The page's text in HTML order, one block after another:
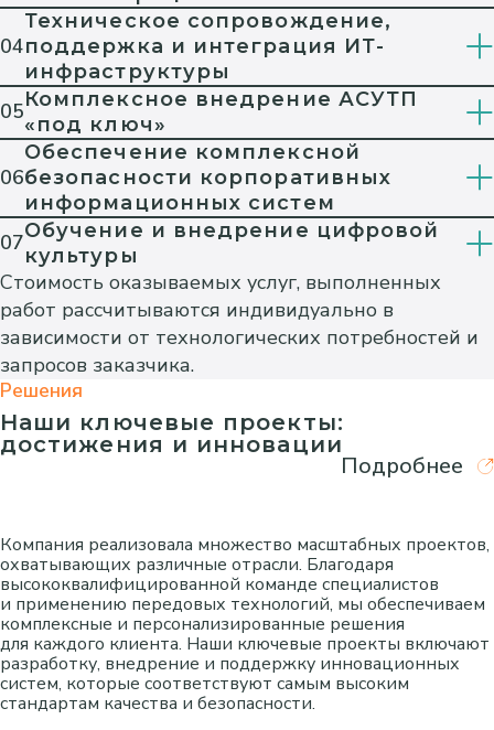
04
Техническое сопровождение,
поддержка и интеграция ИТ-
инфраструктуры
05Комплексное внедрение АСУТП
«под ключ»
06
Обеспечение комплексной
безопасности корпоративных
информационных систем
07Обучение и внедрение цифровой
культуры
Стоимость оказываемых услуг, выполненных
работ рассчитываются индивидуально в
зависимости от технологических потребностей и
запросов заказчика.
Решения
Наши ключевые проекты:
достижения и инновации
Подробнее
Компания реализовала множество масштабных проектов,
охватывающих различные отрасли. Благодаря
высококвалифицированной команде специалистов
и применению передовых технологий, мы обеспечиваем
комплексные и персонализированные решения
для каждого клиента. Наши ключевые проекты включают
разработку, внедрение и поддержку инновационных
систем, которые соответствуют самым высоким
стандартам качества и безопасности.